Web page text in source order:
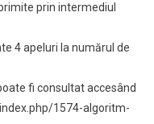
prin intermediul
4 apeluri la numărul de
fi consultat accesând
1574-algoritm-